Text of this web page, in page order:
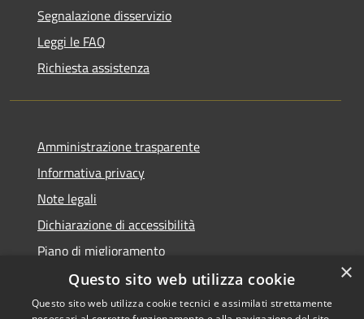
Segnalazione disservizio
Leggi le FAQ
Richiesta assistenza
Amministrazione trasparente
Informativa privacy
Note legali
Dichiarazione di accessibilità
Piano di miglioramento
×
Questo sito web utilizza cookie
Questo sito web utilizza cookie tecnici e assimilati strettamente